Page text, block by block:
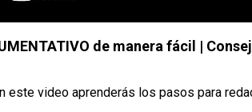
de manera fácil |
este video aprenderás los pasos para